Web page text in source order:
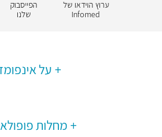
ערוץ הוידאו של
Infomed
הפייסבוק
שלנו
על
מחלות